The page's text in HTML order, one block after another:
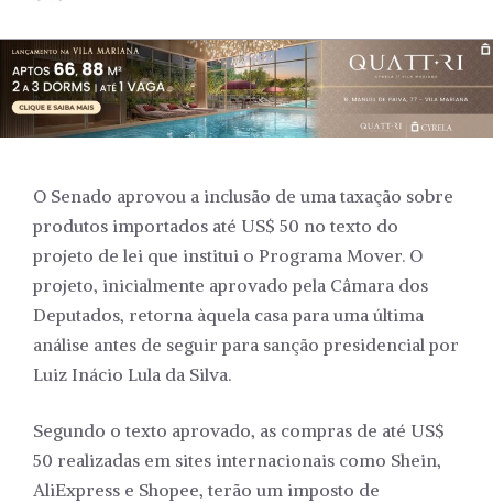
O Senado aprovou a inclusão de uma taxação sobre
produtos importados até US$ 50 no texto do
projeto de lei que institui o Programa Mover. O
projeto, inicialmente aprovado pela Câmara dos
Deputados, retorna àquela casa para uma última
análise antes de seguir para sanção presidencial por
Luiz Inácio Lula da Silva.
Segundo o texto aprovado, as compras de até US$
50 realizadas em sites internacionais como Shein,
AliExpress e Shopee, terão um imposto de